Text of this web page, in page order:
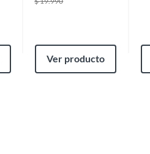
Ver producto